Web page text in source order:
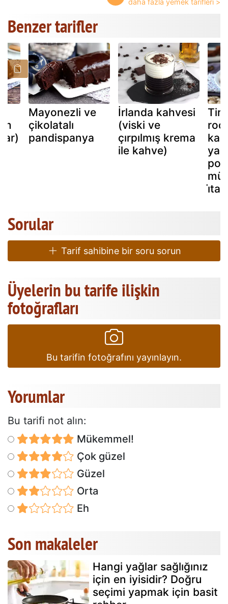
Benzer tarifler
Mayonezli ve
çikolatalı
pandispanya
İrlanda kahvesi
(viski ve
çırpılmış krema
ile kahve)
Sorular
Tarif sahibine bir soru sorun
Üyelerin bu tarife ilişkin
fotoğrafları
Bu tarifin fotoğrafını yayınlayın.
Yorumlar
Bu tarifi not alın:
Mükemmel!
Çok güzel
Güzel
Orta
Eh
Son makaleler
Hangi yağlar sağlığınız
için en iyisidir? Doğru
seçimi yapmak için basit